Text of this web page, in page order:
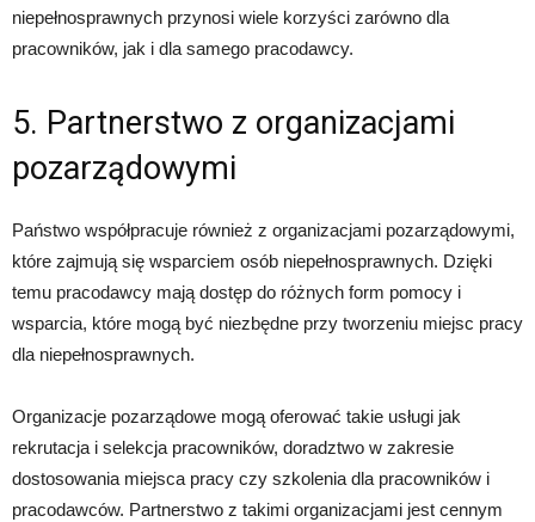
niepełnosprawnych przynosi wiele korzyści zarówno dla
pracowników, jak i dla samego pracodawcy.
5. Partnerstwo z organizacjami
pozarządowymi
Państwo współpracuje również z organizacjami pozarządowymi,
które zajmują się wsparciem osób niepełnosprawnych. Dzięki
temu pracodawcy mają dostęp do różnych form pomocy i
wsparcia, które mogą być niezbędne przy tworzeniu miejsc pracy
dla niepełnosprawnych.
Organizacje pozarządowe mogą oferować takie usługi jak
rekrutacja i selekcja pracowników, doradztwo w zakresie
dostosowania miejsca pracy czy szkolenia dla pracowników i
pracodawców. Partnerstwo z takimi organizacjami jest cennym